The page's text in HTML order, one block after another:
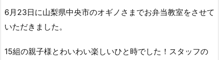
6月23日に山梨県中央市のオギノさまでお弁当教室をさせて
いただきました。
15組の親子様とわいわい楽しいひと時でした！スタッフの